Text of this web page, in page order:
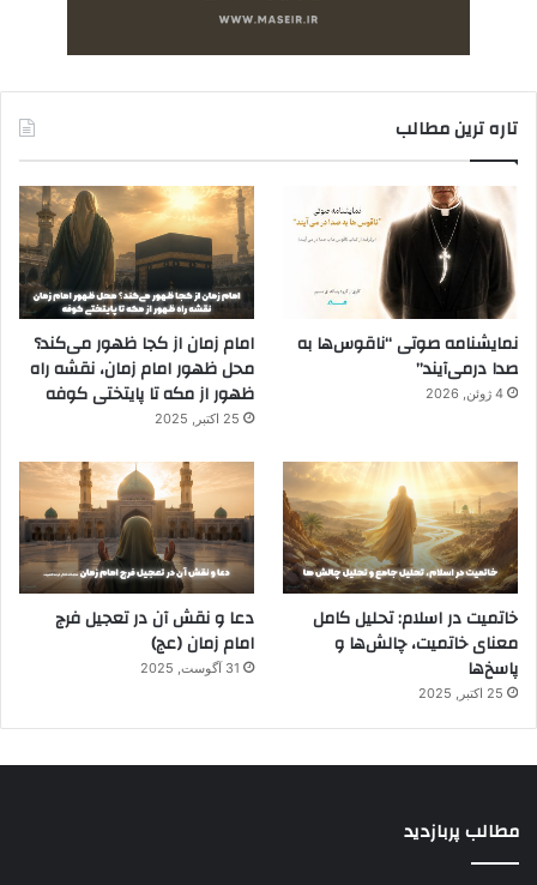
تاره ترین مطالب
نمایشنامه صوتی “ناقوس‌ها به
صدا در‌می‌آیند”
4 ژوئن, 2026
امام زمان از کجا ظهور می‌کند؟
محل ظهور امام زمان، نقشه راه
ظهور از مکه تا پایتختی کوفه
25 اکتبر, 2025
خاتمیت در اسلام: تحلیل کامل
معنای خاتمیت، چالش‌ها و
پاسخ‌ها
25 اکتبر, 2025
دعا و نقش آن در تعجیل فرج
امام زمان (عج)
31 آگوست, 2025
مطالب پربازدید